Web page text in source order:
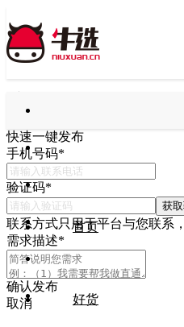
首页
好货
快速一键发布
手机号码*
验证码*
获
联系方式只用于平台与您联系
需求描述*
确认发布
取消